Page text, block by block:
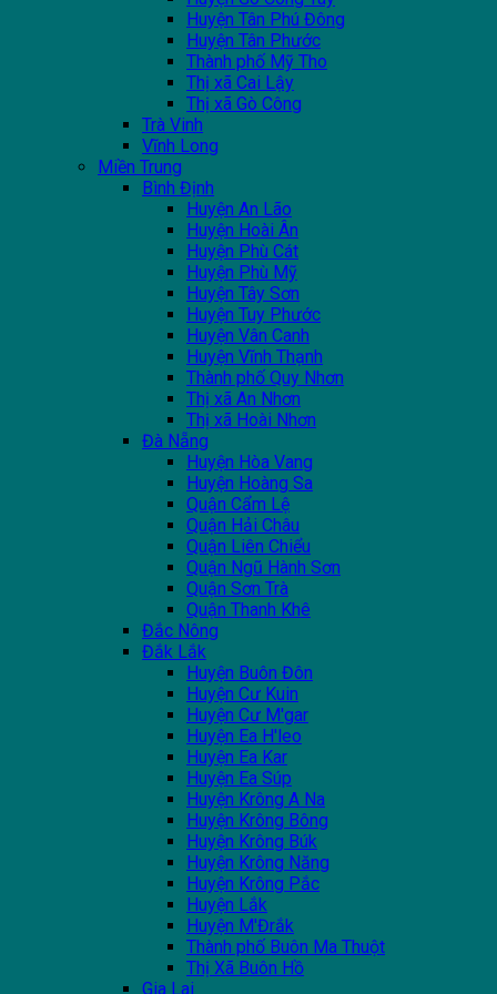
Huyện Tân Phú Đông
Huyện Tân Phước
Thành phố Mỹ Tho
Thị xã Cai Lậy
Thị xã Gò Công
Trà Vinh
Vĩnh Long
Miền Trung
Bình Định
Huyện An Lão
Huyện Hoài Ân
Huyện Phù Cát
Huyện Phù Mỹ
Huyện Tây Sơn
Huyện Tuy Phước
Huyện Vân Canh
Huyện Vĩnh Thạnh
Thành phố Quy Nhơn
Thị xã An Nhơn
Thị xã Hoài Nhơn
Đà Nẵng
Huyện Hòa Vang
Huyện Hoàng Sa
Quận Cẩm Lệ
Quận Hải Châu
Quận Liên Chiểu
Quận Ngũ Hành Sơn
Quận Sơn Trà
Quận Thanh Khê
Đắc Nông
Đắk Lắk
Huyện Buôn Đôn
Huyện Cư Kuin
Huyện Cư M'gar
Huyện Ea H'leo
Huyện Ea Kar
Huyện Ea Súp
Huyện Krông A Na
Huyện Krông Bông
Huyện Krông Búk
Huyện Krông Năng
Huyện Krông Pắc
Huyện Lắk
Huyện M'Đrắk
Thành phố Buôn Ma Thuột
Thị Xã Buôn Hồ
Gia Lai